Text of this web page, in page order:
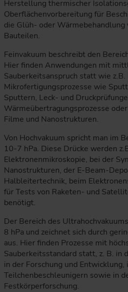
Herstellung thermischer
Oberflächenvorbereitung für
die Glüh- oder
Bauteilen.
Feinvakuum beschreibt den
Hier finden Anwendungen mit
Sauberkeitsanspruch statt wie
Mikrofertigungsprozesse wie
Sputtern, Leck- und
Wärmeübertragungsprozesse
Filme und Nanostrukturen.
Von Hochvakuum spricht man im
10-7 hPa. Diese Drücke werden
Elektronenmikroskopie, bei der
Nanostrukturen, der E-Beam-
Halbleitertechnik, beim
für Tests von Raketen- und
benötigt.
Der Bereich des
8 hPa und zeichnet sich durch
aus. Hier finden Prozesse mit
Sauberkeitsstandard statt, z. B. in
in der Forschung und Entwicklung,
Teilchenbeschleunigern sowie in
Festkörperforschung.